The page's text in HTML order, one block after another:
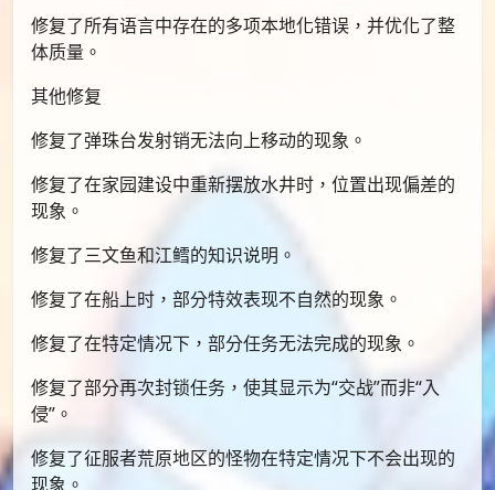
修复了所有语言中存在的多项本地化错误，并优化了整
体质量。
其他修复
修复了弹珠台发射销无法向上移动的现象。
修复了在家园建设中重新摆放水井时，位置出现偏差的
现象。
修复了三文鱼和江鳕的知识说明。
修复了在船上时，部分特效表现不自然的现象。
修复了在特定情况下，部分任务无法完成的现象。
修复了部分再次封锁任务，使其显示为“交战”而非“入
侵”。
修复了征服者荒原地区的怪物在特定情况下不会出现的
现象。